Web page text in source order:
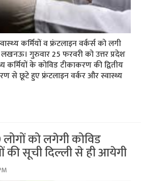
कर्मियों व फ्रंटलाइन वर्कर्स को लगी
गुरुवार 25 फरवरी को उत्तर प्रदेश
के कोविड टीकाकरण की द्वितीय
से छूटे हुए फ्रंटलाइन वर्कर और स्वास्थ्य
को लगेगी कोविड
की सूची दिल्‍ली से ही आयेगी